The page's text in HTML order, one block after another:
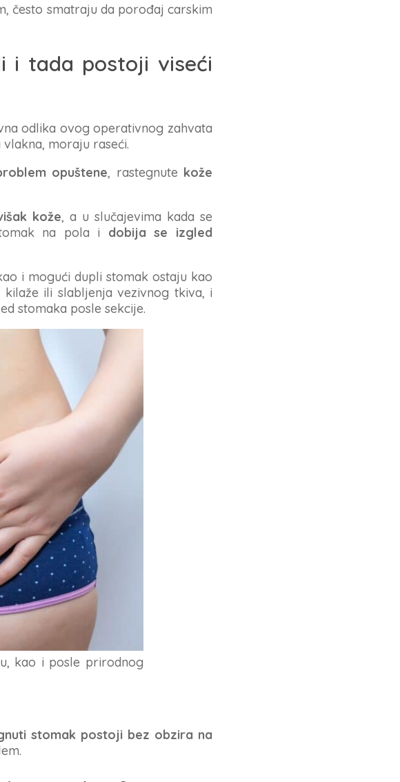
često smatraju da porođaj carskim
i tada postoji viseći
odlika ovog operativnog zahvata
moraju raseći.
opuštene, rastegnute kože
kože, a u slučajevima kada se
na pola i dobija se izgled
i mogući dupli stomak ostaju kao
ili slabljenja vezivnog tkiva, i
stomaka posle sekcije.
kao i posle prirodnog
stomak postoji bez obzira na